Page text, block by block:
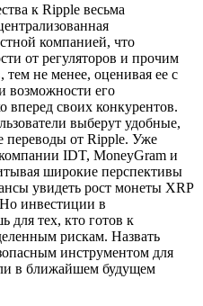
к Ripple весьма
компанией, что
от регуляторов и прочим
не менее, оценивая ее с
возможности его
вперед своих конкурентов.
выберут удобные,
переводы от Ripple. Уже
IDT, MoneyGram и
широкие перспективы
увидеть рост монеты XRP
инвестиции в
тех, кто готов к
рискам. Назвать
инструментом для
в ближайшем будущем